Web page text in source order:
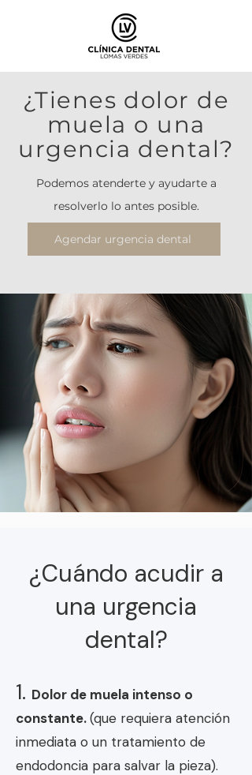
¿Tienes dolor de
muela o una
urgencia dental?
Podemos atenderte y ayudarte a
resolverlo lo antes posible.
Agendar urgencia dental
¿Cuándo acudir a
una urgencia
dental?
1. Dolor de muela intenso o
constante.(que requiera atención
inmediata o un tratamiento de
endodoncia para salvar la pieza).